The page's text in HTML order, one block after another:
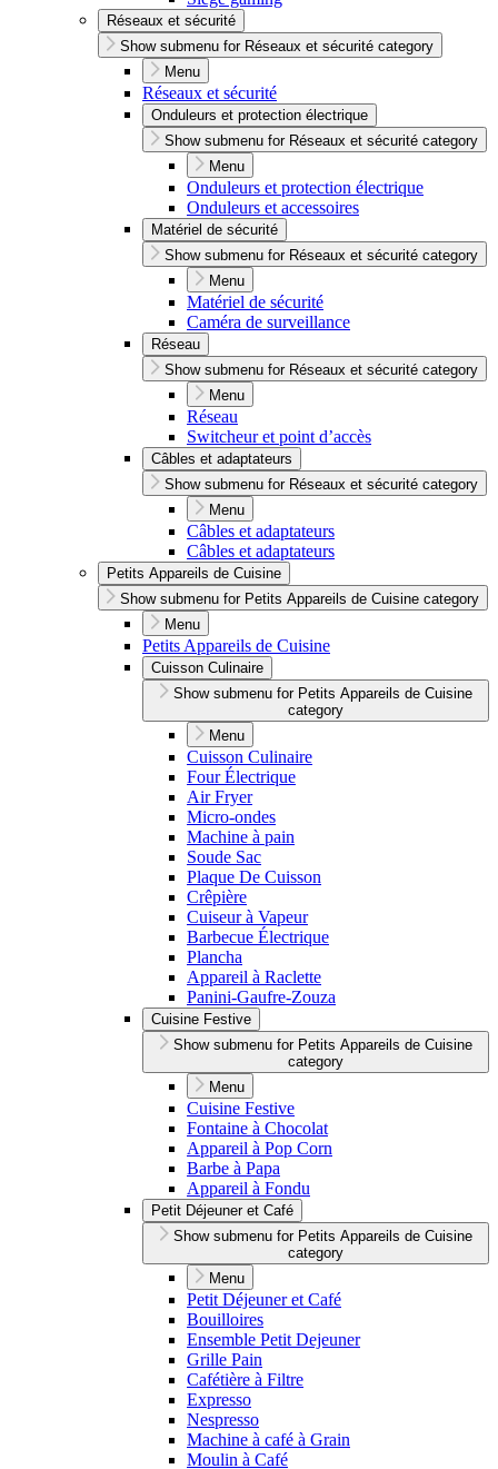
Réseaux et sécurité
Show submenu for Réseaux et sécurité category
Menu
Réseaux et sécurité
Onduleurs et protection électrique
Show submenu for Réseaux et sécurité category
Menu
Onduleurs et protection électrique
Onduleurs et accessoires
Matériel de sécurité
Show submenu for Réseaux et sécurité category
Menu
Matériel de sécurité
Caméra de surveillance
Réseau
Show submenu for Réseaux et sécurité category
Menu
Réseau
Switcheur et point d’accès
Câbles et adaptateurs
Show submenu for Réseaux et sécurité category
Menu
Câbles et adaptateurs
Câbles et adaptateurs
Petits Appareils de Cuisine
Show submenu for Petits Appareils de Cuisine category
Menu
Petits Appareils de Cuisine
Cuisson Culinaire
Show submenu for Petits Appareils de Cuisine
category
Menu
Cuisson Culinaire
Four Électrique
Air Fryer
Micro-ondes
Machine à pain
Soude Sac
Plaque De Cuisson
Crêpière
Cuiseur à Vapeur
Barbecue Électrique
Plancha
Appareil à Raclette
Panini-Gaufre-Zouza
Cuisine Festive
Show submenu for Petits Appareils de Cuisine
category
Menu
Cuisine Festive
Fontaine à Chocolat
Appareil à Pop Corn
Barbe à Papa
Appareil à Fondu
Petit Déjeuner et Café
Show submenu for Petits Appareils de Cuisine
category
Menu
Petit Déjeuner et Café
Bouilloires
Ensemble Petit Dejeuner
Grille Pain
Cafétière à Filtre
Expresso
Nespresso
Machine à café à Grain
Moulin à Café